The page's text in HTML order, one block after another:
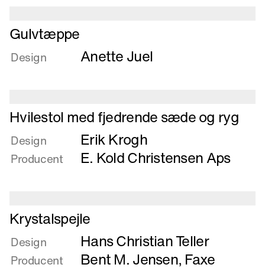
Læs
mere
om
Gulvtæppe
Design Anette Juel
Læs
mere
om
Hvilestol
med
ryg
Hvilestol med fjedrende sæde og ryg
Design Erik Krogh
Producent E. Kold Christensen Aps
Læs
mere
om
Krystalspejle
Krystalspejle
Design Hans Christian Teller
Producent Bent M. Jensen, Faxe